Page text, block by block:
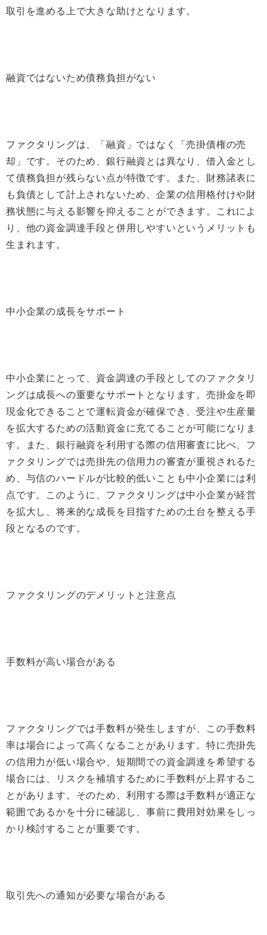
取引を進める上で大きな助けとなります。
融資ではないため債務負担がない
ファクタリングは、「融資」ではなく「売掛債権の売
却」です。そのため、銀行融資とは異なり、借入金とし
て債務負担が残らない点が特徴です。また、財務諸表に
も負債として計上されないため、企業の信用格付けや財
務状態に与える影響を抑えることができます。これによ
り、他の資金調達手段と併用しやすいというメリットも
生まれます。
中小企業の成長をサポート
中小企業にとって、資金調達の手段としてのファクタリ
ングは成長への重要なサポートとなります。売掛金を即
現金化できることで運転資金が確保でき、受注や生産量
を拡大するための活動資金に充てることが可能になりま
す。また、銀行融資を利用する際の信用審査に比べ、フ
ァクタリングでは売掛先の信用力の審査が重視されるた
め、与信のハードルが比較的低いことも中小企業には利
点です。このように、ファクタリングは中小企業が経営
を拡大し、将来的な成長を目指すための土台を整える手
段となるのです。
ファクタリングのデメリットと注意点
手数料が高い場合がある
ファクタリングでは手数料が発生しますが、この手数料
率は場合によって高くなることがあります。特に売掛先
の信用力が低い場合や、短期間での資金調達を希望する
場合には、リスクを補填するために手数料が上昇するこ
とがあります。そのため、利用する際は手数料が適正な
範囲であるかを十分に確認し、事前に費用対効果をしっ
かり検討することが重要です。
取引先への通知が必要な場合がある